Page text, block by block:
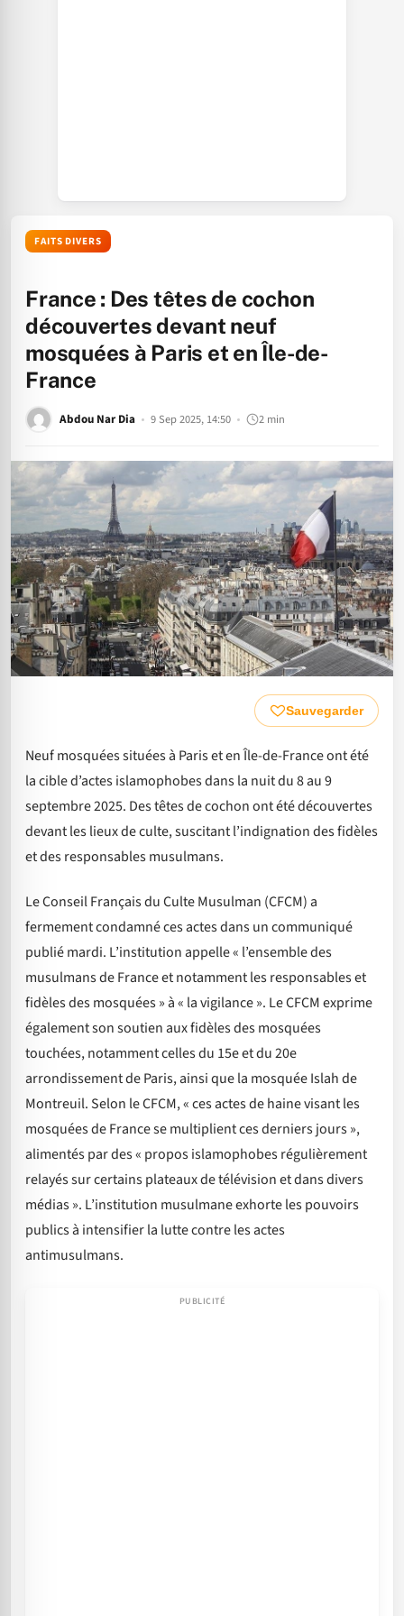
FAITS DIVERS
France : Des têtes de cochon
découvertes devant neuf
mosquées à Paris et en Île-de-
France
Abdou Nar Dia 9 Sep 2025, 14:50 2 min
Sauvegarder
Neuf mosquées situées à Paris et en Île-de-France ont été
la cible d’actes islamophobes dans la nuit du 8 au 9
septembre 2025. Des têtes de cochon ont été découvertes
devant les lieux de culte, suscitant l’indignation des fidèles
et des responsables musulmans.
Le Conseil Français du Culte Musulman (CFCM) a
fermement condamné ces actes dans un communiqué
publié mardi. L’institution appelle « l’ensemble des
musulmans de France et notamment les responsables et
fidèles des mosquées » à « la vigilance ». Le CFCM exprime
également son soutien aux fidèles des mosquées
touchées, notamment celles du 15e et du 20e
arrondissement de Paris, ainsi que la mosquée Islah de
Montreuil. Selon le CFCM, « ces actes de haine visant les
mosquées de France se multiplient ces derniers jours »,
alimentés par des « propos islamophobes régulièrement
relayés sur certains plateaux de télévision et dans divers
médias ». L’institution musulmane exhorte les pouvoirs
publics à intensifier la lutte contre les actes
antimusulmans.